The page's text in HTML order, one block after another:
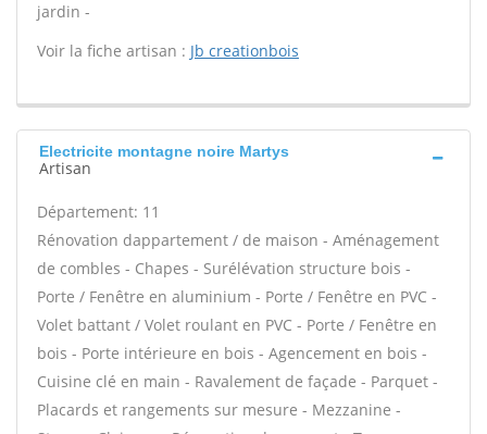
jardin -
Voir la fiche artisan : Jb creationbois
Electricite montagne noire Martys
Artisan
Département: 11
Rénovation dappartement / de maison - Aménagement
de combles - Chapes - Surélévation structure bois -
Porte / Fenêtre en aluminium - Porte / Fenêtre en PVC -
Volet battant / Volet roulant en PVC - Porte / Fenêtre en
bois - Porte intérieure en bois - Agencement en bois -
Cuisine clé en main - Ravalement de façade - Parquet -
Placards et rangements sur mesure - Mezzanine -